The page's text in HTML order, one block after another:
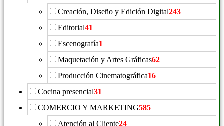
Creación, Diseño y Edición Digital243
Editorial41
Escenografía1
Maquetación y Artes Gráficas62
Producción Cinematográfica16
Cocina presencial31
COMERCIO Y MARKETING585
Atención al Cliente24